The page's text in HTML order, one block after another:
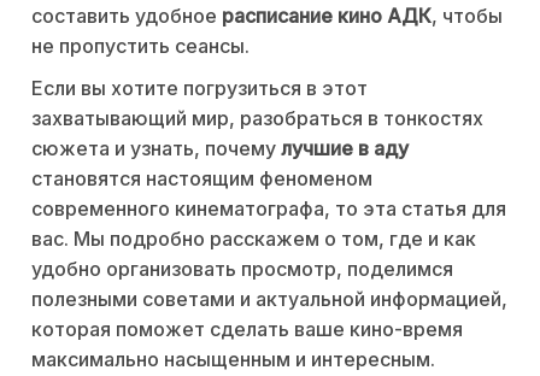
составить удобное расписание кино АДК, чтобы
не пропустить сеансы.
Если вы хотите погрузиться в этот
захватывающий мир, разобраться в тонкостях
сюжета и узнать, почему лучшие в аду
становятся настоящим феноменом
современного кинематографа, то эта статья для
вас. Мы подробно расскажем о том, где и как
удобно организовать просмотр, поделимся
полезными советами и актуальной информацией,
которая поможет сделать ваше кино-время
максимально насыщенным и интересным.